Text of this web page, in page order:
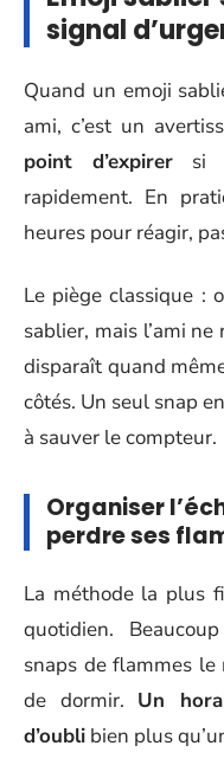
signal
Quand un emoji
ami, c’est un
point d’expirer si
rapidement. En
heures pour réagir,
Le piège classique :
sablier, mais l’ami
disparaît quand
côtés. Un seul snap
à sauver le compteur.
Organiser
perdre ses
La méthode la plus
quotidien.
snaps de flammes
de dormir. Un
d’oubli bien plus